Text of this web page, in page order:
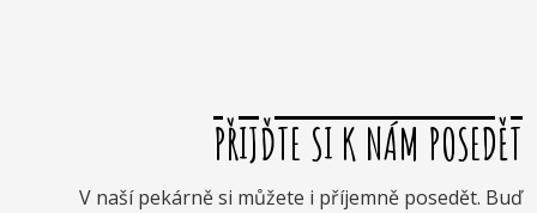
PŘIJĎTE SI K NÁM POSEDĚT
V naší pekárně si můžete i příjemně posedět. Buď